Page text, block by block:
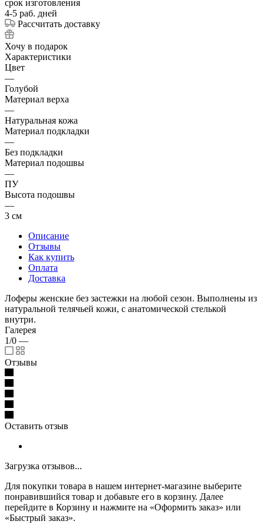
срок изготовления
4-5 раб. дней
Рассчитать доставку
Хочу в подарок
Характеристики
Цвет
—
Голубой
Материал верха
—
Натуральная кожа
Материал подкладки
—
Без подкладки
Материал подошвы
—
ПУ
Высота подошвы
—
3 см
Описание
Отзывы
Как купить
Оплата
Доставка
Лоферы женские без застежки на любой сезон. Выполнены из
натуральной телячьей кожи, с анатомической стелькой
внутри.
Галерея
1/0 —
Отзывы
Оставить отзыв
Загрузка отзывов...
Для покупки товара в нашем интернет-магазине выберите
понравившийся товар и добавьте его в корзину. Далее
перейдите в Корзину и нажмите на «Оформить заказ» или
«Быстрый заказ».